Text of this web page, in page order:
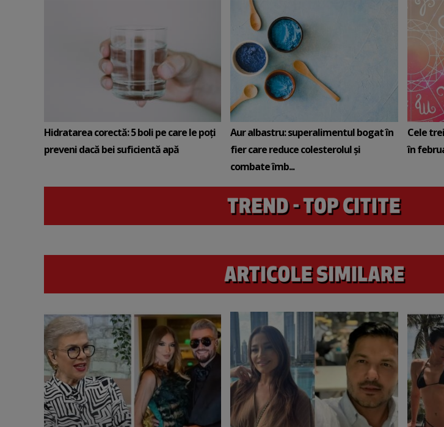
Hidratarea corectă: 5 boli pe care le poți
preveni dacă bei suficientă apă
Aur albastru: superalimentul bogat în
fier care reduce colesterolul și
combate îmb...
Cele
în